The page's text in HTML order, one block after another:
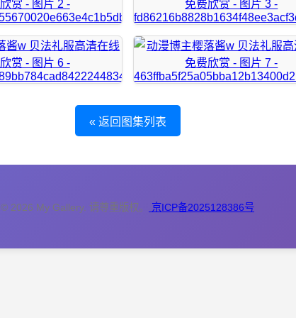
« 返回图集列表
© 2026 My Gallery. 请尊重版权。 京ICP备2025128386号